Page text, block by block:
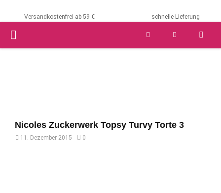
Versandkostenfrei ab 59 € schnelle Lieferung
PRIMARY
Nicoles Zuckerwerk Topsy Turvy Torte 3
11. Dezember 2015 0